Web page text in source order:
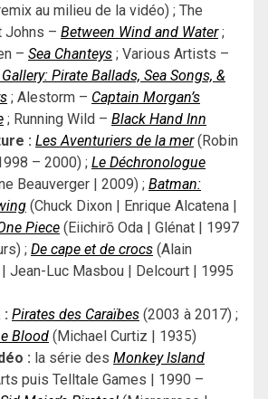
au milieu de la vidéo) ; The
Johns – Between Wind and Water;
– Sea Chanteys ; Various Artists –
Gallery: Pirate Ballads, Sea Songs, &
; Alestorm – Captain Morgan’s
; Running Wild – Black Hand Inn
: Les Aventuriers de la mer(Robin
– 2000) ; Le Déchronologue
Beauverger | 2009) ; Batman:
(Chuck Dixon | Enrique Alcatena |
Piece (Eiichirō Oda | Glénat | 1997
; De cape et de crocs (Alain
Jean-Luc Masbou | Delcourt | 1995
: Pirates des Caraïbes (2003 à 2017) ;
Blood (Michael Curtiz | 1935)
: la série des Monkey Island
puis Telltale Games | 1990 –